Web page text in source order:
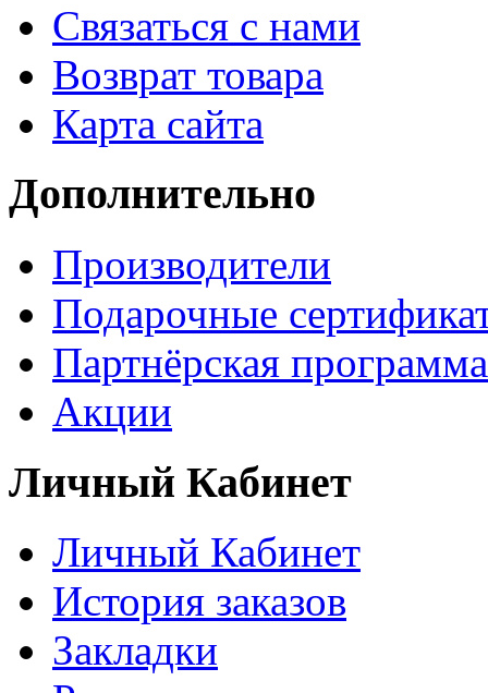
Связаться с нами
Возврат товара
Карта сайта
Дополнительно
Производители
Подарочные
Партнёрская программа
Акции
Личный Кабинет
Личный Кабинет
История заказов
Закладки